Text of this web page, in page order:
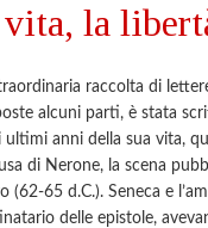
la
raccolta di
alcuni parti, è stata
ultimi anni della sua vita,
di Nerone, la scena
(62-65 d.C.). Seneca e
delle epistole,